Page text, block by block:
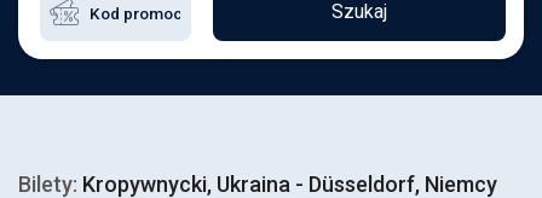
Szukaj
Bilety: Kropywnycki, Ukraina - Düsseldorf, Niemcy